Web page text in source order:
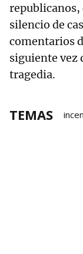
republicanos,
silencio de
comentarios
siguiente vez
tragedia.
TEMAS